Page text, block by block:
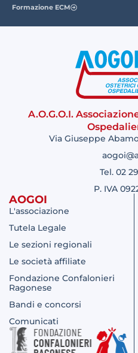
Formazione ECM
A.O.G.O.I.
Via Giuseppe
Tel. 02
P. IVA
AOGOI
L'associazione
Tutela Legale
Le sezioni regionali
Le società affiliate
Fondazione Confalonieri
Ragonese
Bandi e concorsi
Comunicati